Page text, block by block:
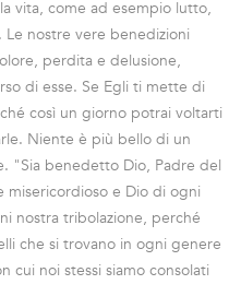
vita, come ad esempio lutto,
nostre vere benedizioni
perdita e delusione,
di esse. Se Egli ti mette di
così un giorno potrai voltarti
Niente è più bello di un
"Sia benedetto Dio, Padre del
misericordioso e Dio di ogni
nostra tribolazione, perché
che si trovano in ogni genere
cui noi stessi siamo consolati